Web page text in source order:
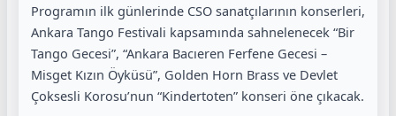
Programın ilk günlerinde CSO sanatçılarının konserleri,
Ankara Tango Festivali kapsamında sahnelenecek “Bir
Tango Gecesi”, “Ankara Bacıeren Ferfene Gecesi –
Misget Kızın Öyküsü”, Golden Horn Brass ve Devlet
Çoksesli Korosu’nun “Kindertoten” konseri öne çıkacak.